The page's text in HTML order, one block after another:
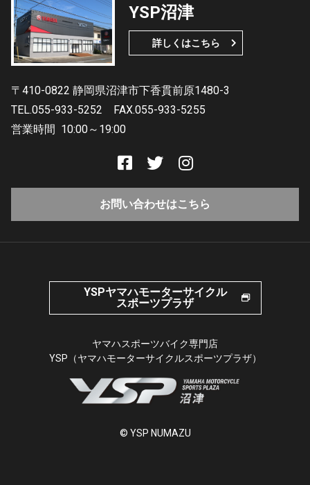
YSP沼津
詳しくはこちら
〒410-0822 静岡県沼津市下香貫前原1480-3
TEL.055-933-5252
FAX.055-933-5255
営業時間 10:00～19:00
お問い合わせはこちら
YSPヤマハモーターサイクル
スポーツプラザ
ヤマハスポーツバイク専門店
YSP（ヤマハモーターサイクルスポーツプラザ）
© YSP NUMAZU